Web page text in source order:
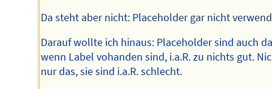
Da steht aber nicht: Placeholder gar nicht
Darauf wollte ich hinaus: Placeholder sind auch
wenn Label vohanden sind, i.a.R. zu nichts gut.
nur das, sie sind i.a.R. schlecht.